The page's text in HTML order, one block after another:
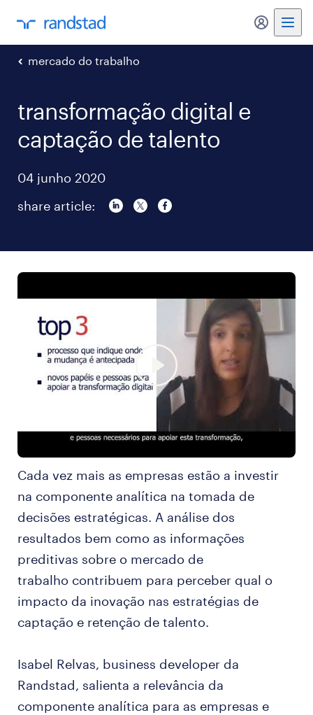
my
mercado do trabalho
transformação digital e
captação de talento
04 junho 2020
share article:
Cada vez mais as empresas estão a investir
na componente analítica na tomada de
decisões estratégicas. A análise dos
resultados bem como as informações
preditivas sobre o mercado de
trabalho contribuem para perceber qual o
impacto da inovação nas estratégias de
captação e retenção de talento.
Isabel Relvas, business developer da
Randstad, salienta a relevância da
componente analítica para as empresas e